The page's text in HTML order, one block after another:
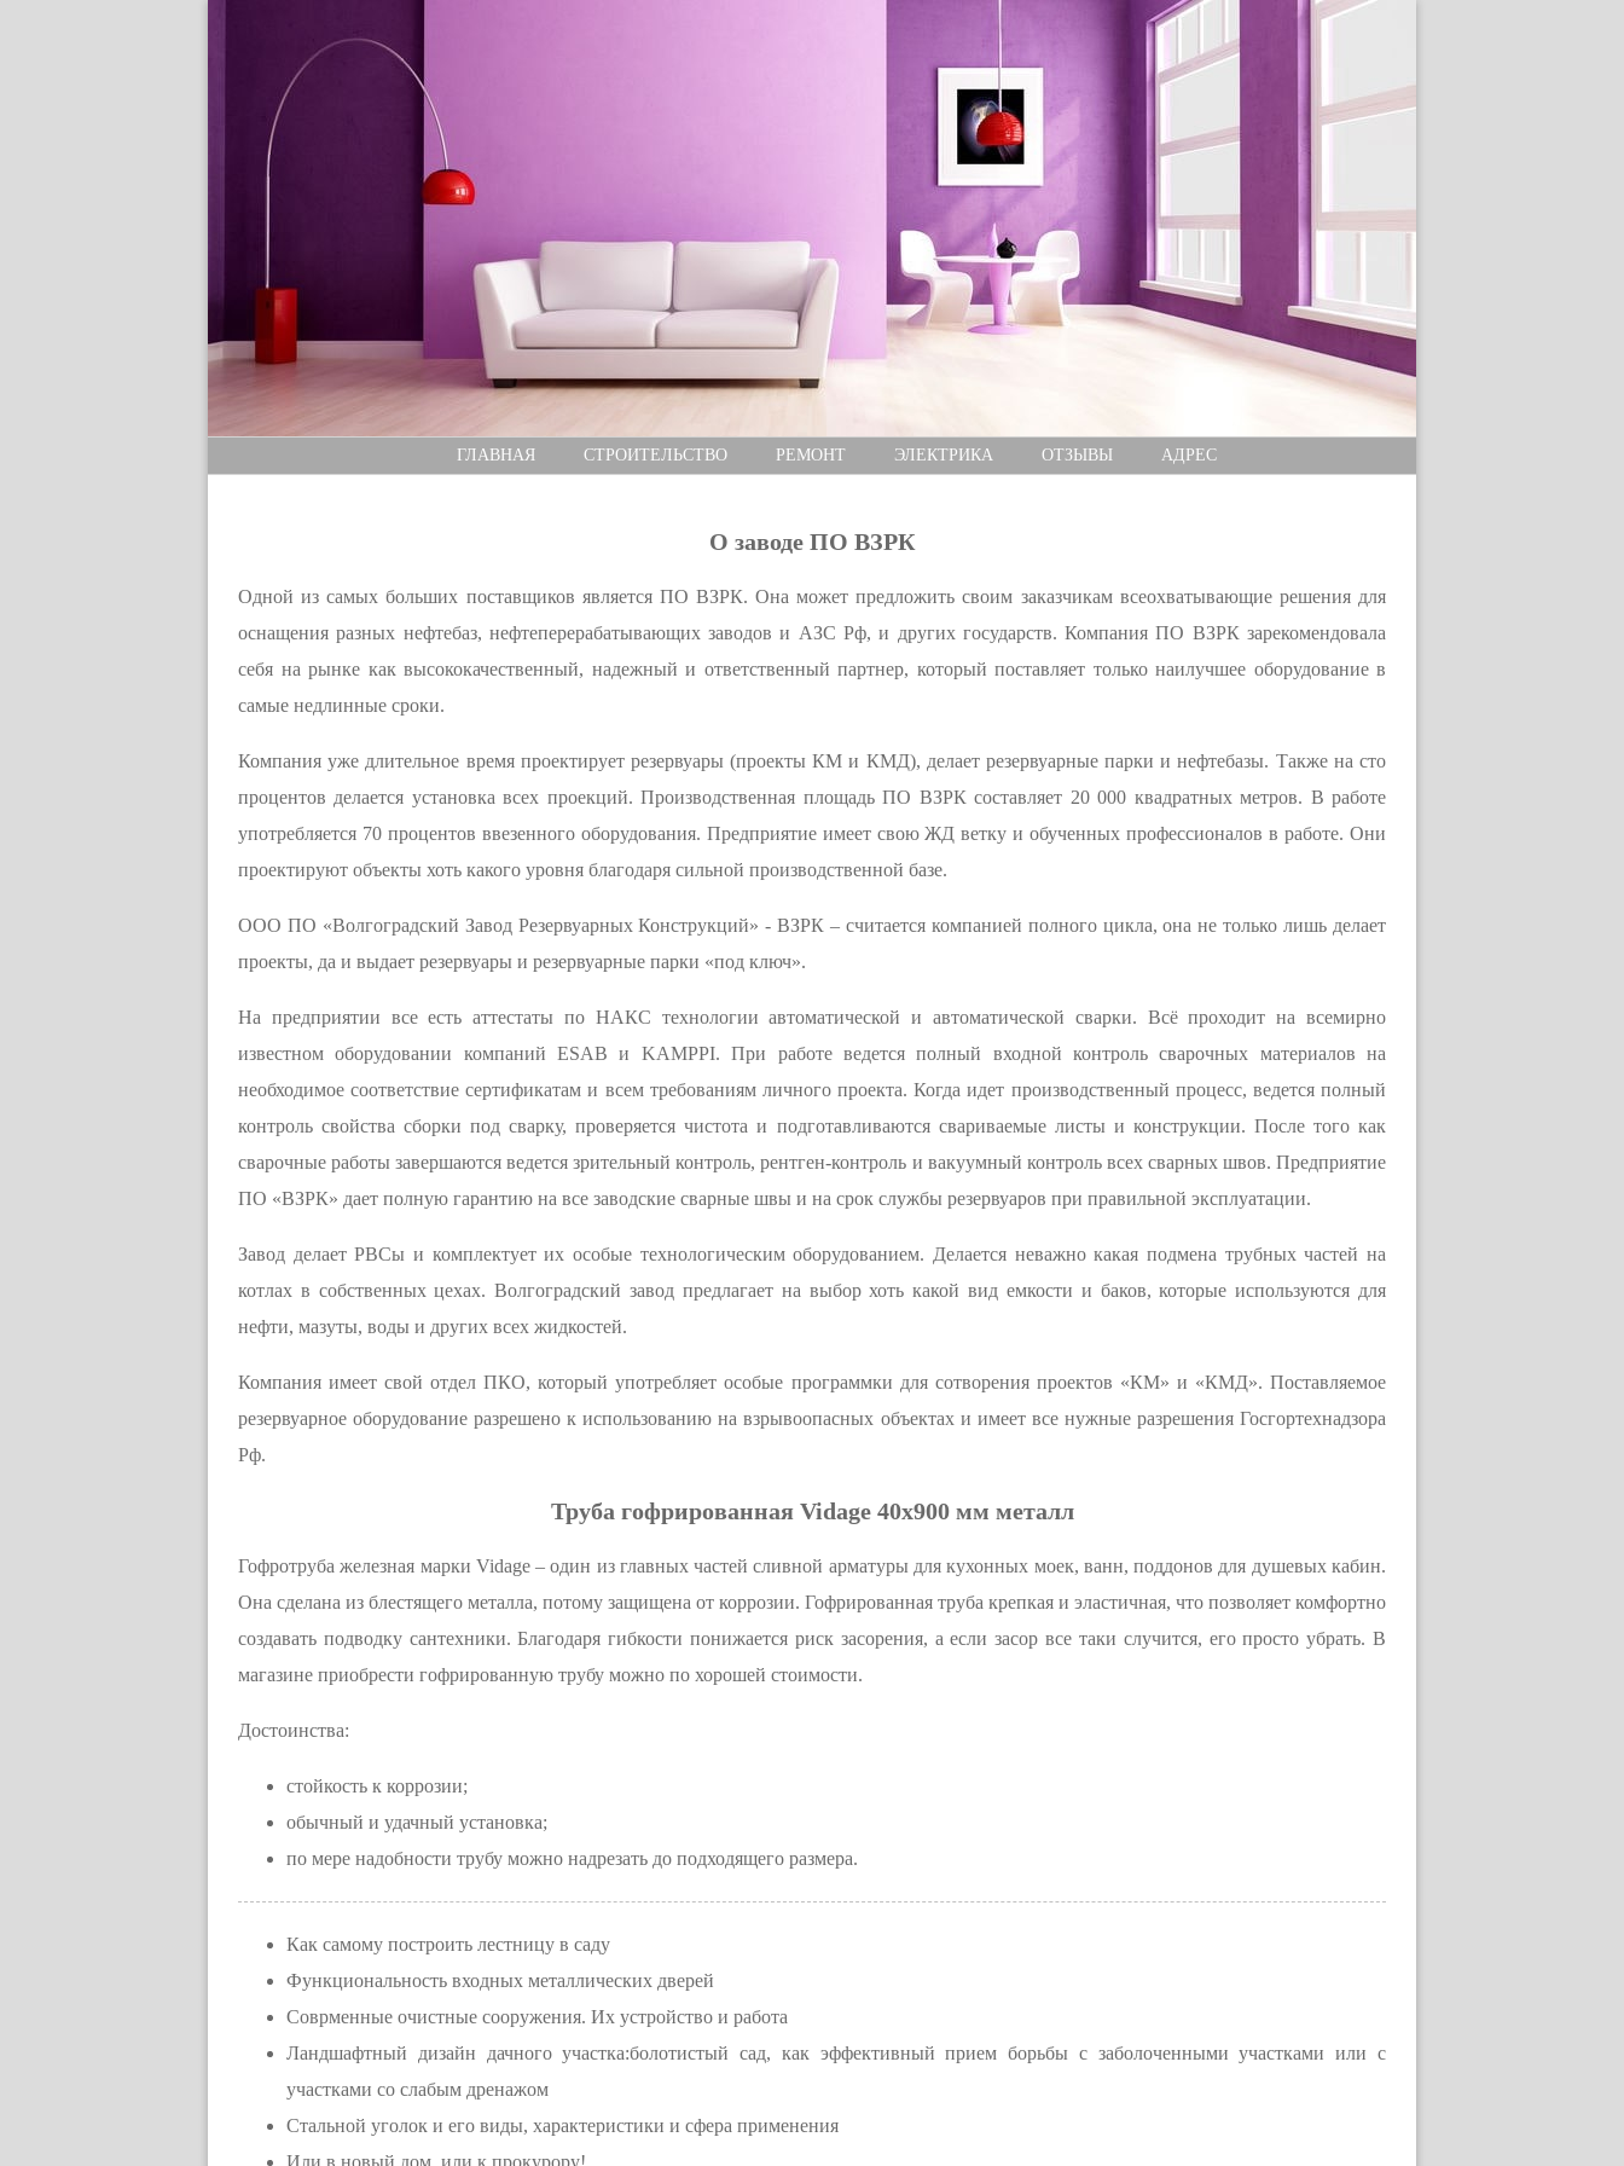
ГЛАВНАЯ СТРОИТЕЛЬСТВО РЕМОНТ ЭЛЕКТРИКА ОТЗЫВЫ АДРЕС
О заводе ПО ВЗРК
Одной из самых больших поставщиков является ПО ВЗРК. Она может предложить своим заказчикам всеохватывающие решения для
оснащения разных нефтебаз, нефтеперерабатывающих заводов и АЗС Рф, и других государств. Компания ПО ВЗРК зарекомендовала
себя на рынке как высококачественный, надежный и ответственный партнер, который поставляет только наилучшее оборудование в
самые недлинные сроки.
Компания уже длительное время проектирует резервуары (проекты КМ и КМД), делает резервуарные парки и нефтебазы. Также на сто
процентов делается установка всех проекций. Производственная площадь ПО ВЗРК составляет 20 000 квадратных метров. В работе
употребляется 70 процентов ввезенного оборудования. Предприятие имеет свою ЖД ветку и обученных профессионалов в работе. Они
проектируют объекты хоть какого уровня благодаря сильной производственной базе.
ООО ПО «Волгоградский Завод Резервуарных Конструкций» - ВЗРК – считается компанией полного цикла, она не только лишь делает
проекты, да и выдает резервуары и резервуарные парки «под ключ».
На предприятии все есть аттестаты по НАКС технологии автоматической и автоматической сварки. Всё проходит на всемирно
известном оборудовании компаний ESAB и KAMPPI. При работе ведется полный входной контроль сварочных материалов на
необходимое соответствие сертификатам и всем требованиям личного проекта. Когда идет производственный процесс, ведется полный
контроль свойства сборки под сварку, проверяется чистота и подготавливаются свариваемые листы и конструкции. После того как
сварочные работы завершаются ведется зрительный контроль, рентген-контроль и вакуумный контроль всех сварных швов. Предприятие
ПО «ВЗРК» дает полную гарантию на все заводские сварные швы и на срок службы резервуаров при правильной эксплуатации.
Завод делает РВСы и комплектует их особые технологическим оборудованием. Делается неважно какая подмена трубных частей на
котлах в собственных цехах. Волгоградский завод предлагает на выбор хоть какой вид емкости и баков, которые используются для
нефти, мазуты, воды и других всех жидкостей.
Компания имеет свой отдел ПКО, который употребляет особые программки для сотворения проектов «КМ» и «КМД». Поставляемое
резервуарное оборудование разрешено к использованию на взрывоопасных объектах и имеет все нужные разрешения Госгортехнадзора
Рф.
Труба гофрированная Vidage 40x900 мм металл
Гофротруба железная марки Vidage – один из главных частей сливной арматуры для кухонных моек, ванн, поддонов для душевых кабин.
Она сделана из блестящего металла, потому защищена от коррозии. Гофрированная труба крепкая и эластичная, что позволяет комфортно
создавать подводку сантехники. Благодаря гибкости понижается риск засорения, а если засор все таки случится, его просто убрать. В
магазине приобрести гофрированную трубу можно по хорошей стоимости.
Достоинства:
стойкость к коррозии;
обычный и удачный установка;
по мере надобности трубу можно надрезать до подходящего размера.
Как самому построить лестницу в саду
Функциональность входных металлических дверей
Соврменные очистные сооружения. Их устройство и работа
Ландшафтный дизайн дачного участка:болотистый сад, как эффективный прием борьбы с заболоченными участками или с
участками со слабым дренажом
Стальной уголок и его виды, характеристики и сфера применения
Или в новый дом, или к прокурору!